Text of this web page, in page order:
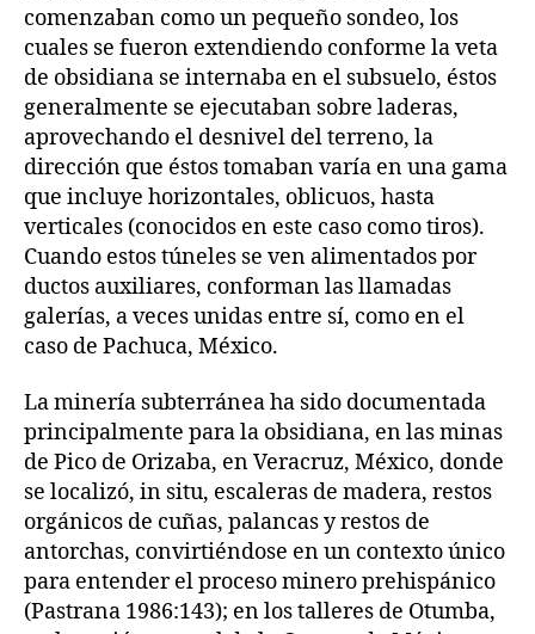
comenzaban como un pequeño sondeo, los
cuales se fueron extendiendo conforme la veta
de obsidiana se internaba en el subsuelo, éstos
generalmente se ejecutaban sobre laderas,
aprovechando el desnivel del terreno, la
dirección que éstos tomaban varía en una gama
que incluye horizontales, oblicuos, hasta
verticales (conocidos en este caso como tiros).
Cuando estos túneles se ven alimentados por
ductos auxiliares, conforman las llamadas
galerías, a veces unidas entre sí, como en el
caso de Pachuca, México.
La minería subterránea ha sido documentada
principalmente para la obsidiana, en las minas
de Pico de Orizaba, en Veracruz, México, donde
se localizó, in situ, escaleras de madera, restos
orgánicos de cuñas, palancas y restos de
antorchas, convirtiéndose en un contexto único
para entender el proceso minero prehispánico
(Pastrana 1986:143); en los talleres de Otumba,